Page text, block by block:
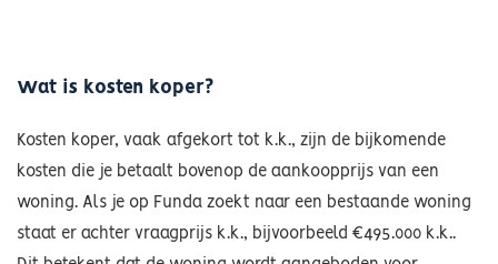
Wat is kosten koper?
Kosten koper, vaak afgekort tot k.k., zijn de bijkomende
kosten die je betaalt bovenop de aankoopprijs van een
woning. Als je op Funda zoekt naar een bestaande woning
staat er achter vraagprijs k.k., bijvoorbeeld €495.000 k.k..